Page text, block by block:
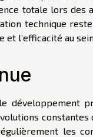
totale lors des
technique
l’efficacité au
développement
les